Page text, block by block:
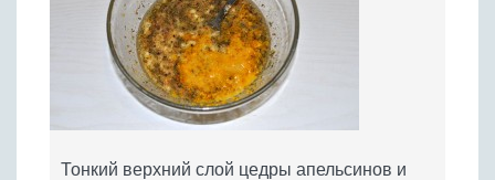
Тонкий верхний слой цедры апельсинов и